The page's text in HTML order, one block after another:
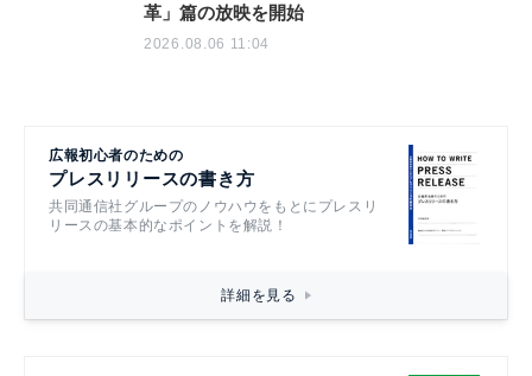
革」篇の放映を開始
2026.08.06 11:04
広報初心者のための
プレスリリースの書き方
共同通信社グループのノウハウをもとにプレスリ
リースの基本的なポイントを解説！
詳細を見る